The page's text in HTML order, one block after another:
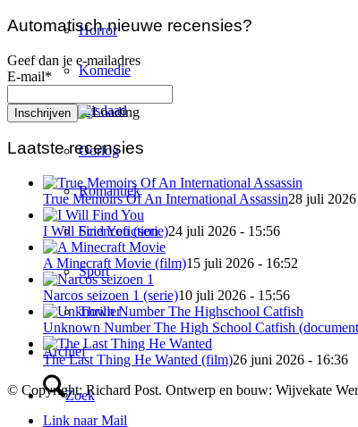
Horror
Komedie
Misdaad
Oorlog
Romantiek
Sciencefiction
Sport
Thriller
Archief
Zoek
Automatisch nieuwe recensies?
Geef dan je e-mailadres
E-mail*
Laatste recensies
True Memoirs Of An International Assassin28 juli
I Will Find You (serie)24 juli 2026 - 15:56
A Minecraft Movie (film)15 juli 2026 - 16:52
Narcos seizoen 1 (serie)10 juli 2026 - 15:56
Unknown Number The High School Catfish
The Last Thing He Wanted (film)26 juni 2026 - 16:36
© Copyright: Richard Post. Ontwerp en bouw: Wijvekate
Link naar Mail